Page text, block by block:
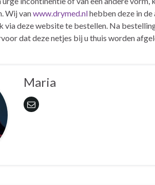
Wij vanwww.drymed.nlhebben deze in
via deze website te bestellen. Na
dat deze netjes bij u thuis worden
Maria